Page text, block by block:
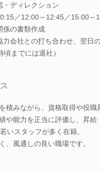
・ディレクション
／12:00～12:45／15:00～
係の書類作成
力会社との打ち合わせ、翌日
までには退社）
積みながら、資格取得や役職
や能力を正当に評価し、昇給
いスタッフが多く在籍。
、風通しの良い職場です。